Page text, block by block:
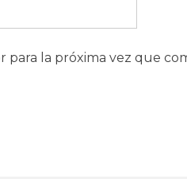
para la próxima vez que